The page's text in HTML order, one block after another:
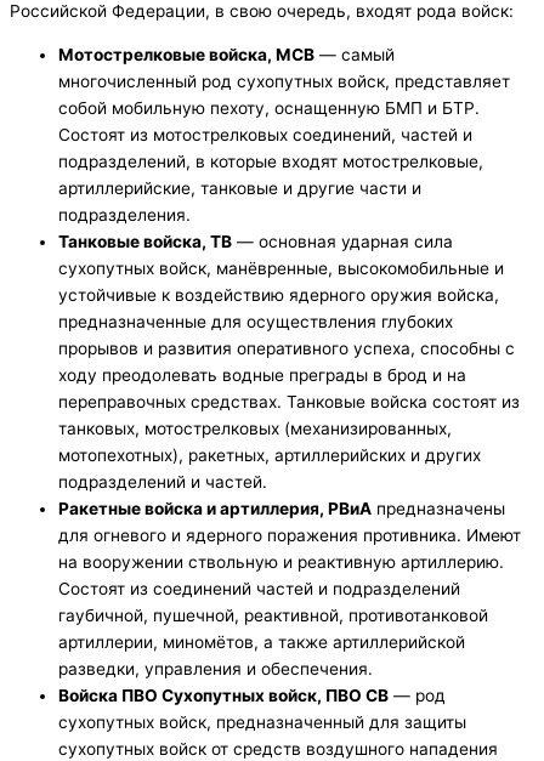
Российской Федерации, в свою очередь, входят рода войск:
Мотострелковые войска, МСВ — самый
многочисленный род сухопутных войск, представляет
собой мобильную пехоту, оснащенную БМП и БТР.
Состоят из мотострелковых соединений, частей и
подразделений, в которые входят мотострелковые,
артиллерийские, танковые и другие части и
подразделения.
Танковые войска, ТВ — основная ударная сила
сухопутных войск, манёвренные, высокомобильные и
устойчивые к воздействию ядерного оружия войска,
предназначенные для осуществления глубоких
прорывов и развития оперативного успеха, способны с
ходу преодолевать водные преграды в брод и на
переправочных средствах. Танковые войска состоят из
танковых, мотострелковых (механизированных,
мотопехотных), ракетных, артиллерийских и других
подразделений и частей.
Ракетные войска и артиллерия, РВиА предназначены
для огневого и ядерного поражения противника. Имеют
на вооружении ствольную и реактивную артиллерию.
Состоят из соединений частей и подразделений
гаубичной, пушечной, реактивной, противотанковой
артиллерии, миномётов, а также артиллерийской
разведки, управления и обеспечения.
Войска ПВО Сухопутных войск, ПВО СВ — род
сухопутных войск, предназначенный для защиты
сухопутных войск от средств воздушного нападения